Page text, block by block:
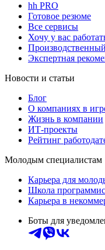
hh PRO
Готовое резюме
Все сервисы
Хочу у вас
Экспертная
Новости и статьи
Блог
О компаниях в
Жизнь в компании
ИТ-проекты
Рейтинг
Молодым специалистам
Карьера для
Школа
Карьера в
Боты для